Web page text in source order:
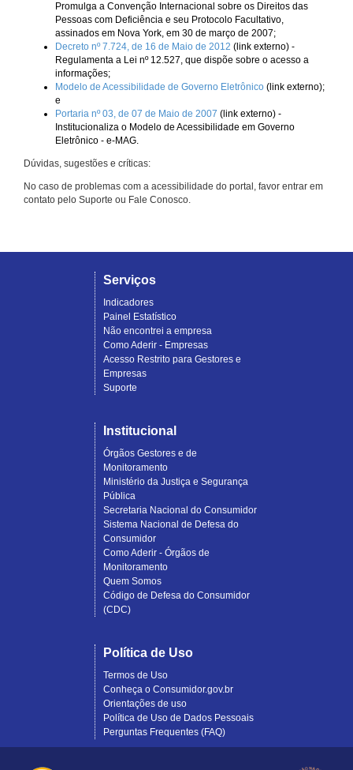
Promulga a Convenção Internacional sobre os Direitos das
Pessoas com Deficiência e seu Protocolo Facultativo,
assinados em Nova York, em 30 de março de 2007;
Decreto nº 7.724, de 16 de Maio de 2012 (link externo) -
Regulamenta a Lei nº 12.527, que dispõe sobre o acesso a
informações;
Modelo de Acessibilidade de Governo Eletrônico (link externo);
e
Portaria nº 03, de 07 de Maio de 2007 (link externo) -
Institucionaliza o Modelo de Acessibilidade em Governo
Eletrônico - e-MAG.
Dúvidas, sugestões e críticas:
No caso de problemas com a acessibilidade do portal, favor entrar em
contato pelo Suporte ou Fale Conosco.
Serviços
Indicadores
Painel Estatístico
Não encontrei a empresa
Como Aderir - Empresas
Acesso Restrito para Gestores e
Empresas
Suporte
Institucional
Órgãos Gestores e de
Monitoramento
Ministério da Justiça e Segurança
Pública
Secretaria Nacional do Consumidor
Sistema Nacional de Defesa do
Consumidor
Como Aderir - Órgãos de
Monitoramento
Quem Somos
Código de Defesa do Consumidor
(CDC)
Política de Uso
Termos de Uso
Conheça o Consumidor.gov.br
Orientações de uso
Política de Uso de Dados Pessoais
Perguntas Frequentes (FAQ)